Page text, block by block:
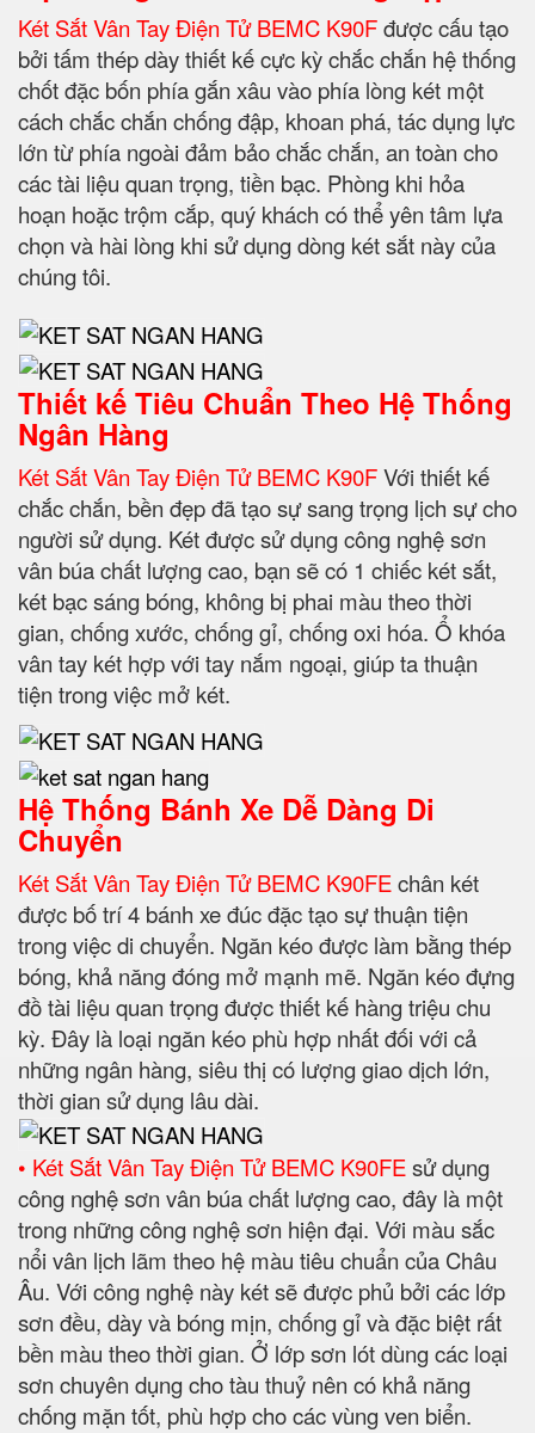
Két Sắt Vân Tay Điện Tử BEMC K90Fđược cấu tạo
bởi tấm thép dày thiết kế cực kỳ chắc chắn hệ thống
chốt đặc bốn phía gắn xâu vào phía lòng két một
cách chắc chắn chống đập, khoan phá, tác dụng lực
lớn từ phía ngoài đảm bảo chắc chắn, an toàn cho
các tài liệu quan trọng, tiền bạc. Phòng khi hỏa
hoạn hoặc trộm cắp, quý khách có thể yên tâm lựa
chọn và hài lòng khi sử dụng dòng két sắt này của
chúng tôi.
Thiết kế Tiêu Chuẩn Theo Hệ Thống
Ngân Hàng
Két Sắt Vân Tay Điện Tử BEMC K90FVới thiết kế
chắc chắn, bền đẹp đã tạo sự sang trọng lịch sự cho
người sử dụng. Két được sử dụng công nghệ sơn
vân búa chất lượng cao, bạn sẽ có 1 chiếc két sắt,
két bạc sáng bóng, không bị phai màu theo thời
gian, chống xước, chống gỉ, chống oxi hóa. Ổ khóa
vân tay két hợp với tay nắm ngoại, giúp ta thuận
tiện trong việc mở két.
Hệ Thống Bánh Xe Dễ Dàng Di
Chuyển
Két Sắt Vân Tay Điện Tử BEMC K90FEchân két
được bố trí 4 bánh xe đúc đặc tạo sự thuận tiện
trong việc di chuyển. Ngăn kéo được làm bằng thép
bóng, khả năng đóng mở mạnh mẽ. Ngăn kéo đựng
đồ tài liệu quan trọng được thiết kế hàng triệu chu
kỳ. Đây là loại ngăn kéo phù hợp nhất đối với cả
những ngân hàng, siêu thị có lượng giao dịch lớn,
thời gian sử dụng lâu dài.
• Két Sắt Vân Tay Điện Tử BEMC K90FEsử dụng
công nghệ sơn vân búa chất lượng cao, đây là một
trong những công nghệ sơn hiện đại. Với màu sắc
nổi vân lịch lãm theo hệ màu tiêu chuẩn của Châu
Âu. Với công nghệ này két sẽ được phủ bởi các lớp
sơn đều, dày và bóng mịn, chống gỉ và đặc biệt rất
bền màu theo thời gian. Ở lớp sơn lót dùng các loại
sơn chuyên dụng cho tàu thuỷ nên có khả năng
chống mặn tốt, phù hợp cho các vùng ven biển.